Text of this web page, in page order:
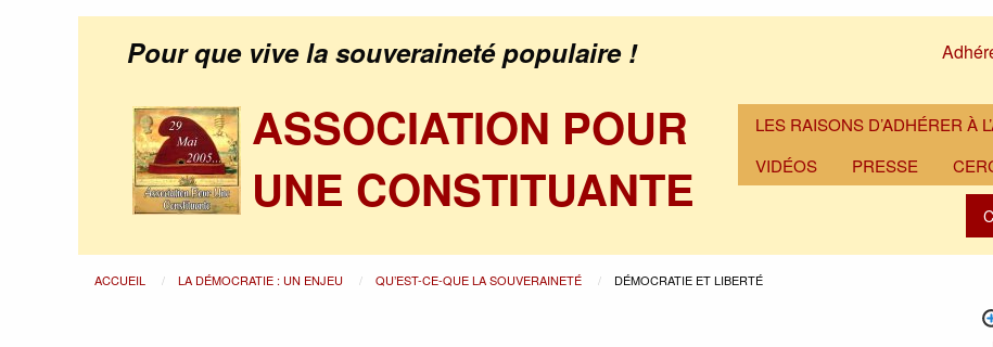
Pour que vive la souveraineté populaire !
ASSOCIATION POUR
UNE CONSTITUANTE
LES RAISONS D’ADHÉRER À
VIDÉOS
PRESSE
ACCUEIL LA DÉMOCRATIE : UN ENJEU QU’EST-CE-QUE LA SOUVERAINETÉ DÉMOCRATIE ET LIBERTÉ